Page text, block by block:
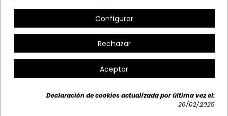
Detalles del producto
Configurar
Rechazar
Aceptar
Declaración de cookies actualizada por última vez el:
26/02/2025